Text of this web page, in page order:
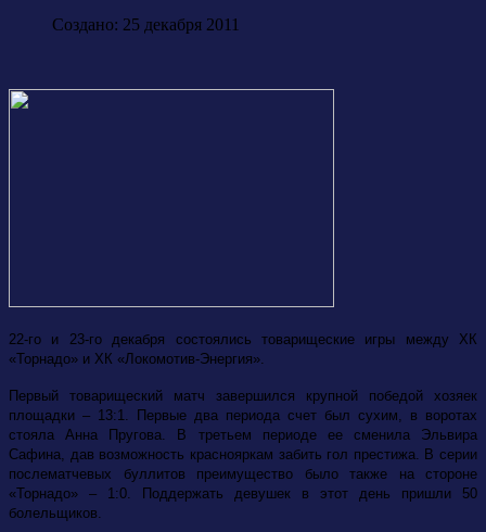
Создано: 25 декабря 2011
22-го и 23-го декабря состоялись товарищеские игры между ХК
«Торнадо» и ХК «Локомотив-Энергия».
Первый товарищеский матч завершился крупной победой хозяек
площадки – 13:1. Первые два периода счет был сухим, в воротах
стояла Анна Пругова. В третьем периоде ее сменила Эльвира
Сафина, дав возможность краснояркам забить гол престижа. В серии
послематчевых буллитов преимущество было также на стороне
«Торнадо» – 1:0. Поддержать девушек в этот день пришли 50
болельщиков.